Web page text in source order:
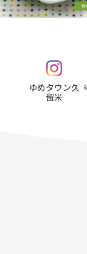
ゆめタウン久
留米